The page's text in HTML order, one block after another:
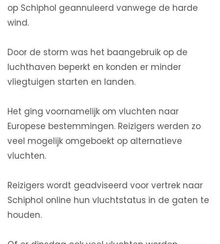
op Schiphol geannuleerd vanwege de harde
wind.
Door de storm was het baangebruik op de
luchthaven beperkt en konden er minder
vliegtuigen starten en landen.
Het ging voornamelijk om vluchten naar
Europese bestemmingen. Reizigers werden zo
veel mogelijk omgeboekt op alternatieve
vluchten.
Reizigers wordt geadviseerd voor vertrek naar
Schiphol online hun vluchtstatus in de gaten te
houden.